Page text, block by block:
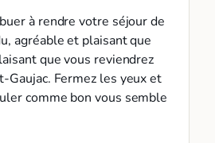
à rendre votre séjour de
agréable et plaisant que
que vous reviendrez
Gaujac. Fermez les yeux et
comme bon vous semble